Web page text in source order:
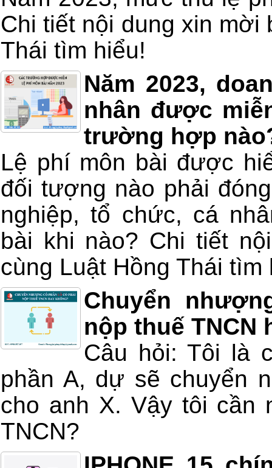
Chi tiết nội dung xin mời
Thái tìm hiểu!
Năm 2023,
nhân được
trường hợp
Lệ phí môn bài được
đối tượng nào phải
nghiệp, tổ chức, cá
bài khi nào? Chi tiết
cùng Luật Hồng Thái tìm
Chuyển
nộp thuế TNCN
Câu hỏi: Tôi là
phần A, dự sẽ chuyển
cho anh X. Vậy tôi cần
TNCN?